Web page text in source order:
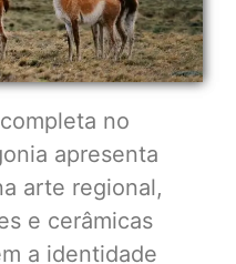
no
apresenta
arte regional,
e cerâmicas
a identidade